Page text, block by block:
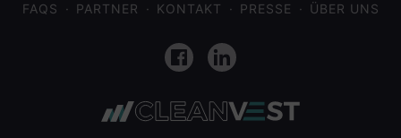
FAQS PARTNER KONTAKT PRESSE ÜBER UNS
FacebookLinkedIn